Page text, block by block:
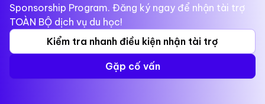
Sponsorship Program. Đăng ký ngay để nhận tài trợ
TOÀN BỘ dịch vụ du học!
Kiểm tra nhanh điều kiện nhận tài trợ
Gặp cố vấn